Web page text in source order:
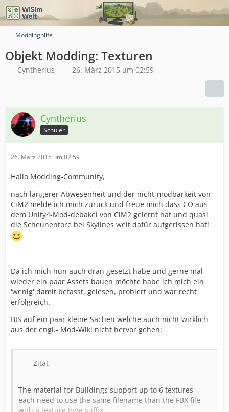
Moddinghilfe
Objekt Modding: Texturen
Cyntherius 26. März 2015 um 02:59
Cyntherius
Schüler
26. März 2015 um 02:59
Hallo Modding-Community,
nach längerer Abwesenheit und der nicht-modbarkeit von
CiM2 melde ich mich zurück und freue mich dass CO aus
dem Unity4-Mod-debakel von CiM2 gelernt hat und quasi
die Scheunentore bei Skylines weit dafür aufgerissen hat!
Da ich mich nun auch dran gesetzt habe und gerne mal
wieder ein paar Assets bauen möchte habe ich mich ein
'wenig' damit befasst, gelesen, probiert und war recht
erfolgreich.
BIS auf ein paar kleine Sachen welche auch nicht wirklich
aus der engl.- Mod-Wiki nicht hervor gehen:
Zitat
The material for Buildings support up to 6 textures,
each need to use the same filename than the FBX file